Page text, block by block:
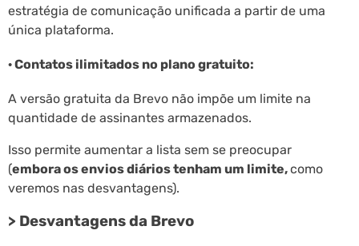
estratégia de comunicação unificada a partir de uma
única plataforma.
· Contatos ilimitados no plano gratuito:
A versão gratuita da Brevo não impõe um limite na
quantidade de assinantes armazenados.
Isso permite aumentar a lista sem se preocupar
(embora os envios diários tenham um limite,como
veremos nas desvantagens).
> Desvantagens da Brevo